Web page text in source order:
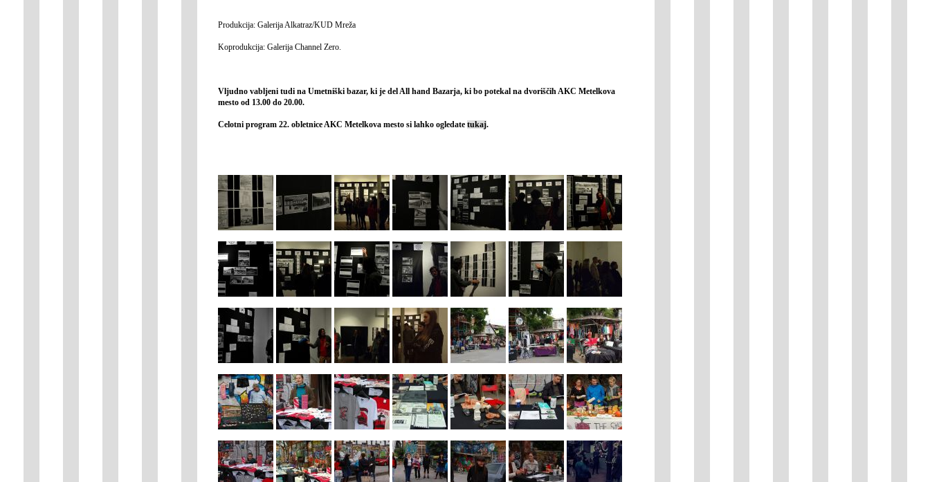
Produkcija: Galerija Alkatraz/KUD Mreža
Koprodukcija: Galerija Channel Zero.
Vljudno vabljeni tudi na Umetniški bazar, ki je del All hand Bazarja, ki bo potekal na dvoriščih AKC Metelkova
mesto od 13.00 do 20.00.
Celotni program 22. obletnice AKC Metelkova mesto si lahko ogledate tukaj.